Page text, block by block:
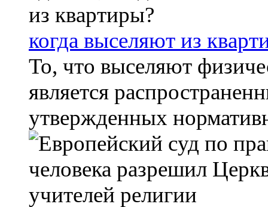
когда выселяют из
То, что выселяют
является
утвержденных